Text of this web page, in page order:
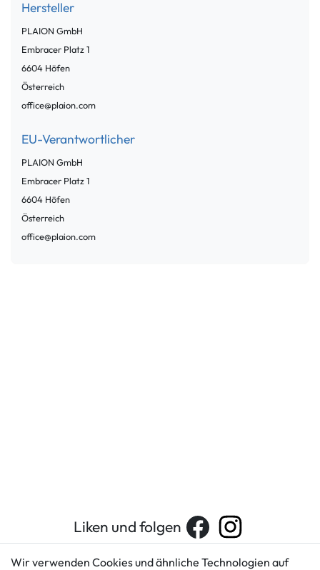
Hersteller
PLAION GmbH
Embracer Platz1
6604 Höfen
Österreich
office@plaion.com
EU-Verantwortlicher
PLAION GmbH
Embracer Platz1
6604 Höfen
Österreich
office@plaion.com
Liken und folgen
Wir verwenden Cookies und ähnliche Technologien auf